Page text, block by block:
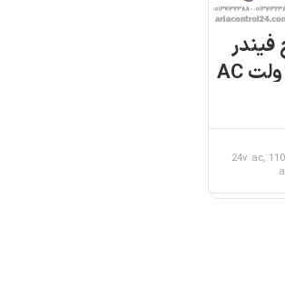
فیندر
24v ac,